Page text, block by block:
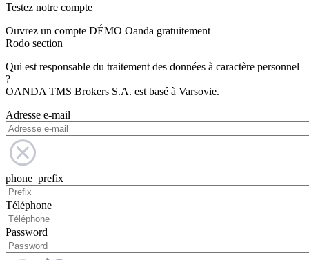
Testez notre compte
Ouvrez un compte DÉMO Oanda gratuitement
Rodo section
Qui est responsable du traitement des données à caractère personnel
?
OANDA TMS Brokers S.A. est basé à Varsovie.
Adresse e-mail
phone_prefix
Téléphone
Password